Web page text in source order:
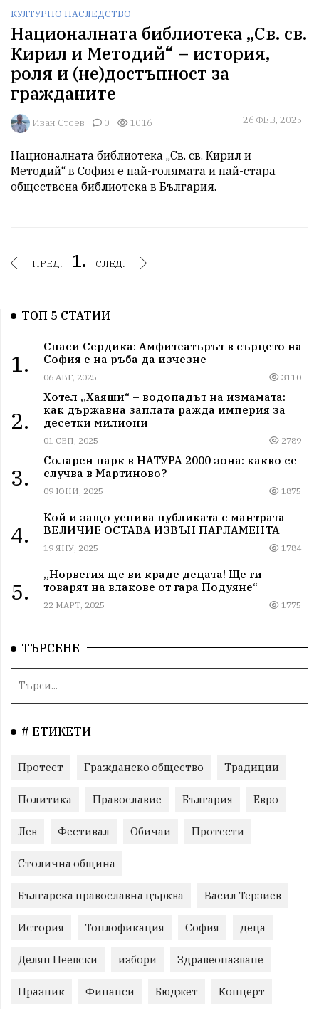
КУЛТУРНО НАСЛЕДСТВО
Националната библиотека „Св. св.
Кирил и Методий“ – история,
роля и (не)достъпност за
гражданите
Иван Стоев 0 1016 26 ФЕВ, 2025
Националната библиотека „Св. св. Кирил и
Методий“ в София е най-голямата и най-стара
обществена библиотека в България.
ПРЕД. 1. СЛЕД.
ТОП 5 СТАТИИ
1.
Спаси Сердика: Амфитеатърът в сърцето на
София е на ръба да изчезне
06 АВГ, 2025 3110
2.
Хотел „Хаяши“ – водопадът на измамата:
как държавна заплата ражда империя за
десетки милиони
01 СЕП, 2025 2789
3.
Соларен парк в НАТУРА 2000 зона: какво се
случва в Мартиново?
09 ЮНИ, 2025 1875
4.
Кой и защо успива публиката с мантрата
ВЕЛИЧИЕ ОСТАВА ИЗВЪН ПАРЛАМЕНТА
19 ЯНУ, 2025 1784
5.
„Норвегия ще ви краде децата! Ще ги
товарят на влакове от гара Подуяне“
22 МАРТ, 2025 1775
ТЪРСЕНЕ
# ЕТИКЕТИ
Протест Гражданско общество Традиции
Политика Православие България Евро
Лев Фестивал Обичаи Протести
Столична община
Българска православна църква Васил Терзиев
История Топлофикация София деца
Делян Пеевски избори Здравеопазване
Празник Финанси Бюджет Концерт